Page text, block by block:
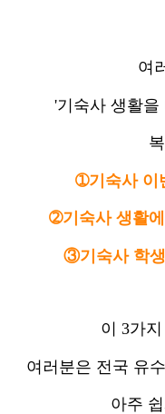
여
'기숙사 생활을
➀기숙사 이
➁기숙사 생활
③기숙사 학생
이 3가
여러분은 전국 유
아주